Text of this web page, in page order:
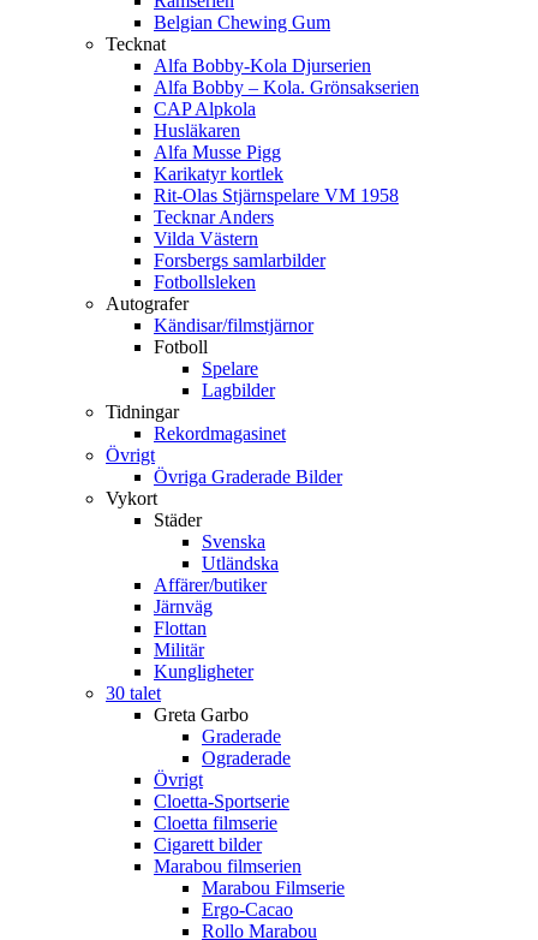
Belgian Chewing Gum
Tecknat
Alfa Bobby-Kola Djurserien
Alfa Bobby – Kola. Grönsakserien
CAP Alpkola
Husläkaren
Alfa Musse Pigg
Karikatyr kortlek
Rit-Olas Stjärnspelare VM 1958
Tecknar Anders
Vilda Västern
Forsbergs samlarbilder
Fotbollsleken
Autografer
Kändisar/filmstjärnor
Fotboll
Spelare
Lagbilder
Tidningar
Rekordmagasinet
Övrigt
Övriga Graderade Bilder
Vykort
Städer
Svenska
Utländska
Affärer/butiker
Järnväg
Flottan
Militär
Kungligheter
30 talet
Greta Garbo
Graderade
Ograderade
Övrigt
Cloetta-Sportserie
Cloetta filmserie
Cigarett bilder
Marabou filmserien
Marabou Filmserie
Ergo-Cacao
Rollo Marabou